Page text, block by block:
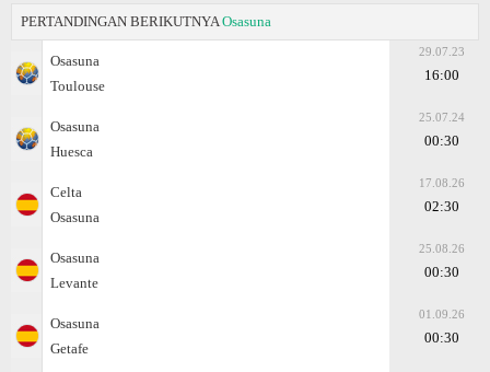
PERTANDINGAN BERIKUTNYA Osasuna
Osasuna
Toulouse
29.07.23
16:00
Osasuna
Huesca
25.07.24
00:30
Celta
Osasuna
17.08.26
02:30
Osasuna
Levante
25.08.26
00:30
Osasuna
Getafe
01.09.26
00:30